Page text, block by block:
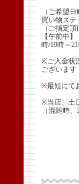
（ご希望日
買い物ス
（ご指定頂
【午前中
時/19時～
※ご入金状
ございます
※最短にて
※当店、土
（混雑時